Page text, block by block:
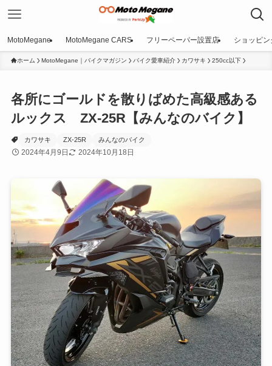
MotoMegane MotoMegane CARS フリーペーパー設置店 ショッピン
ホーム MotoMegane｜バイクマガジン バイク愛車紹介 カワサキ 250cc以下
各所にゴールドを散りばめた高級感ある
ルックス ZX-25R【みんなのバイク】
カワサキ ZX-25R みんなのバイク
2024年4月9日 2024年10月18日